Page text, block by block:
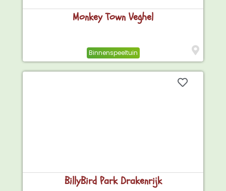
Monkey Town Veghel
Binnenspeeltuin
BillyBird Park Drakenrijk